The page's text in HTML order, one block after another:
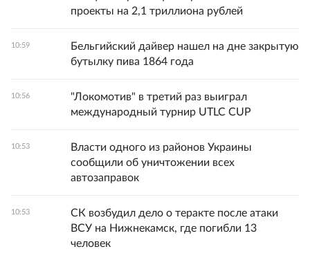
проекты на 2,1 триллиона рублей
10:59
Бельгийский дайвер нашел на дне закрытую
бутылку пива 1864 года
10:56
"Локомотив" в третий раз выиграл
международный турнир UTLC CUP
10:53
Власти одного из районов Украины
сообщили об уничтожении всех
автозаправок
10:53
СК возбудил дело о теракте после атаки
ВСУ на Нижнекамск, где погибли 13
человек